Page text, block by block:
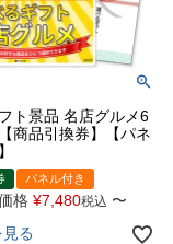
ト景品 名店グルメ6
商品引換券】【パネ
パネル付き
格 ¥7,480税込 〜
る